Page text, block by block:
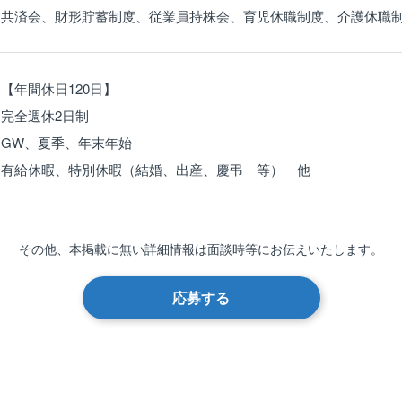
共済会、財形貯蓄制度、従業員持株会、育児休職制度、介護休
【年間休日120日】
完全週休2日制
GW、夏季、年末年始
有給休暇、特別休暇（結婚、出産、慶弔 等） 他
その他、本掲載に無い詳細情報は面談時等にお伝えいたします。
応募する